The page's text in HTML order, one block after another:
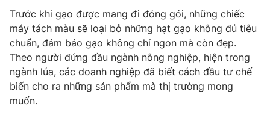
Trước khi gạo được mang đi đóng gói, những chiếc
máy tách màu sẽ loại bỏ những hạt gạo không đủ tiêu
chuẩn, đảm bảo gạo không chỉ ngon mà còn đẹp.
Theo người đứng đầu ngành nông nghiệp, hiện trong
ngành lúa, các doanh nghiệp đã biết cách đầu tư chế
biến cho ra những sản phẩm mà thị trường mong
muốn.